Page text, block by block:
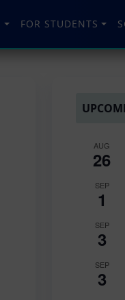
FOR STUDENTS
AUG
26
SEP
1
SEP
3
SEP
3